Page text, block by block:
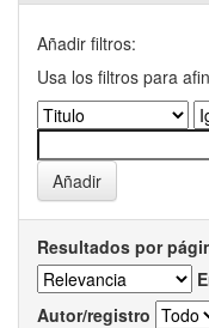
Añadir filtros:
Usa los filtros para
Resultados por
Autor/registro